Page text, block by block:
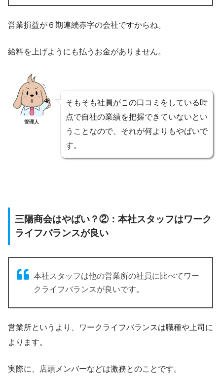
営業損益が６期連続赤字の会社ですからね。
給料を上げようにも払うお金がありません。
管理人
そもそも社員がこの口コミをしている時
点で自社の業績を把握できていないとい
うことなので、それが何よりもやばいで
す。
三陽商会はやばい？②：本社スタッフはワーク
ライフバランスが良い
本社スタッフは他の営業所の社員に比べてワー
クライフバランスが良いです。
営業所というより、ワークライフバランスは職種や上司に
よります。
実際に、店頭メンバーなどは激務とのことです。